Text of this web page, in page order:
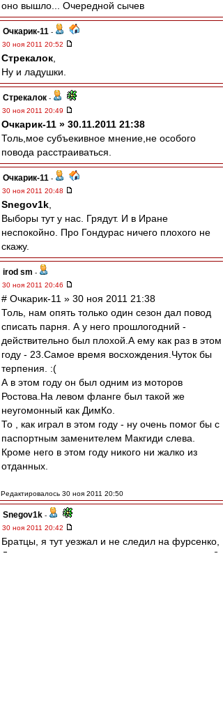
оно вышло... Очередной сычев
Очкарик-11 -
30 ноя 2011 20:52
Стрекалок
Ну и ладушки.
Стрекалок -
30 ноя 2011 20:49
Очкарик-11 » 30.11.2011 21:38
Толь,мое субъекивное мнение,не особого
повода расстраиваться.
Очкарик-11 -
30 ноя 2011 20:48
Snegov1k
Выборы тут у нас. Грядут. И в Иране
неспокойно. Про Гондурас ничего плохого не
скажу.
irod sm -
30 ноя 2011 20:46
# Очкарик-11 » 30 ноя 2011 21:38
Толь, нам опять только один сезон дал повод
списать парня. А у него прошлогодний -
действительно был плохой.А ему как раз в этом
году - 23.Самое время восхождения.Чуток бы
терпения. :(
А в этом году он был одним из моторов
Ростова.На левом фланге был такой же
неугомонный как ДимКо.
То , как играл в этом году - ну очень помог бы с
паспортным заменителем Макгиди слева.
Кроме него в этом году никого ни жалко из
отданных.
Редактировалось 30 ноя 2011 20:50
Snegov1k -
30 ноя 2011 20:42
Братцы, я тут уезжал и не следил на фурсенко,
Диканя все таки у нас выпиливают из россиян?